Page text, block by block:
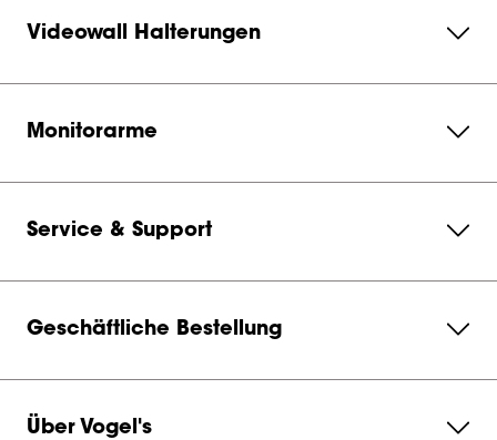
Videowall Halterungen
Monitorarme
Service & Support
Geschäftliche Bestellung
Über Vogel's